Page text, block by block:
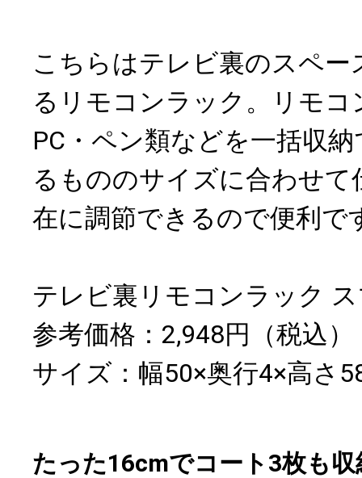
こちらはテレビ裏のスペー
るリモコンラック。リモ
PC・ペン類などを一括収
るもののサイズに合わせて
在に調節できるので便利で
テレビ裏リモコンラック
参考価格：2,948円（税込）
サイズ：幅50×奥行4×高さ
たった16cmでコート3枚も収